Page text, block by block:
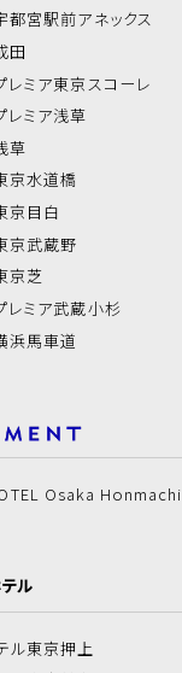
都宮駅前アネックス
田
レミア東京スコーレ
レミア浅草
草
京水道橋
京目白
京武蔵野
京芝
レミア武蔵小杉
浜馬車道
Osaka Honmachi
ル
ル東京押上